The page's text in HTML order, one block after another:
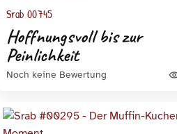
Srab 00745
Hoffnungsvoll bis zur
Peinlichkeit
Noch keine Bewertung